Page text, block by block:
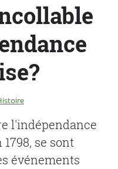
:
l'indépendance
se sont
événements